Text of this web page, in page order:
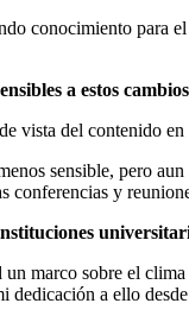
conocimiento para
a estos
vista del contenido
sensible, pero
conferencias y
marco sobre el
dedicación a ello